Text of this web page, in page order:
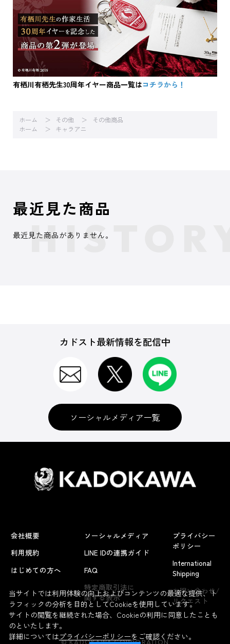
有栖川有栖先生30周年イヤー商品一覧はコチラから！
ホーム その他
その他商品
ホーム
キャラアニ
よくあるお問い合わせ
最近見た商品
最近見た商品がありません。
カドスト最新情報を配信中
ソーシャルメディア一覧
会社概要
利用規約
はじめての方へ
ソーシャルメディア
LINE IDの連携ガイド
FAQ
特定商取引法に
関する表示
プライバシー
ポリシー
International
Shipping
お問い合わせ/
リクエスト
© KADOKAWA CORPORATION
当サイトでは利用体験の向上およびコンテンツの最適な提供、ト
ラフィックの分析を目的としてCookieを使用しています。
サイトの閲覧を継続された場合、Cookieの利用に同意したことも
のといたします。
詳細についてはプライバシーポリシーをご確認ください。